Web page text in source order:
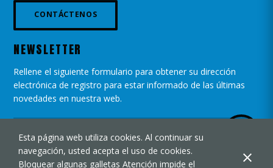
Esta página web utiliza cookies. Al continuar su
navegación, usted acepta el uso de cookies.
Bloquear algunas galletas Atención impide el
CONTÁCTENOS
NEWSLETTER
Rellene el siguiente formulario para obtener su dirección
electrónica de registro para estar informado de las últimas
novedades en nuestra web.